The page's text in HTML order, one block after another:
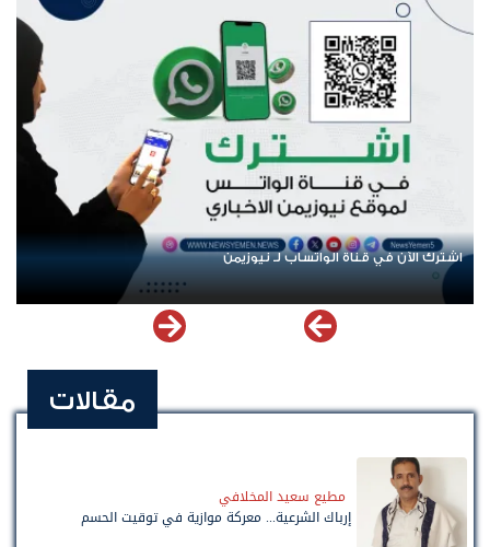
اشترك الآن في قناة الواتساب لـ نيوزيمن
مقالات
مطيع سعيد المخلافي
إرباك الشرعية... معركة موازية في توقيت الحسم